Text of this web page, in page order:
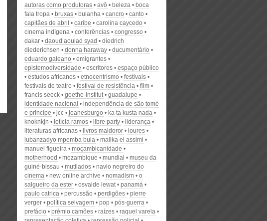
autoras como produtoras
avô beleza
boca
fala tropa
bruxas bulanha cancro
canto
capitães de abril
caribe
carolina caycedo
cinema indígena
conferências
congresso
dakar
daoud aoulad syad
diedrich
diederichsen
donna haraway
ducumentário
eduardo galeano
emigrantes
epistemodiversidade
escritores
espaço público
estudos africanos
etnocentrismo
festivais
festivais de teatro
festival de resistência
film
francis seeck
goethe-institut
guadalupe
identidade nacional
independência de são tomé
e princípe
jcc joanesburgo
ka ta kusta nada
knoknkjn
letícia ramos libre party
liderança
literaturas africanas
livros maldoror
loures
lubanzadyo mpemba bula
malika el assimi
manuel figueira
moçambicanidade
motherhood
mozambique mundial
museu da
guiné-bissau
mutilados
navio negreiro do
cinema
new online archive nomadism
o
salgueiro da ester
osvalde lewat
panamá
paulo catrica
percussão perdigões
pierre
verger
política selvagem pop
pós-guerra
prefácio
prémio camões raízes
raquel varela